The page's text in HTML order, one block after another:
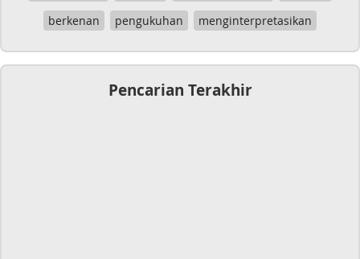
berkenan
pengukuhan menginterpretasikan
Pencarian Terakhir